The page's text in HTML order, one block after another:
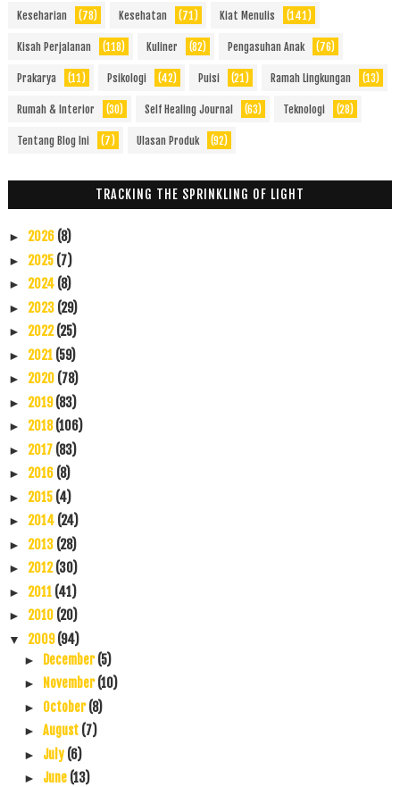
Keseharian (78) Kesehatan (71) Kiat Menulis (141)
Kisah Perjalanan (118) Kuliner (82) Pengasuhan Anak (76)
Prakarya (11) Psikologi (42) Puisi (21) Ramah Lingkungan (13)
Rumah & Interior (30) Self Healing Journal (63) Teknologi (28)
Tentang Blog Ini (7) Ulasan Produk (92)
TRACKING THE SPRINKLING OF LIGHT
► 2026 (8)
► 2025 (7)
► 2024 (8)
► 2023 (29)
► 2022(25)
► 2021 (59)
► 2020 (78)
► 2019(83)
► 2018(106)
► 2017 (83)
► 2016 (8)
► 2015 (4)
► 2014 (24)
► 2013 (28)
► 2012(30)
► 2011 (41)
► 2010 (20)
▼ 2009(94)
► December(5)
► November(10)
► October(8)
► August (7)
► July (6)
► June (13)